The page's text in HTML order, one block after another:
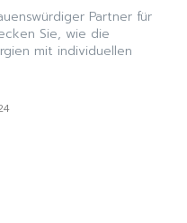
Partner für
Sie, wie die
mit individuellen